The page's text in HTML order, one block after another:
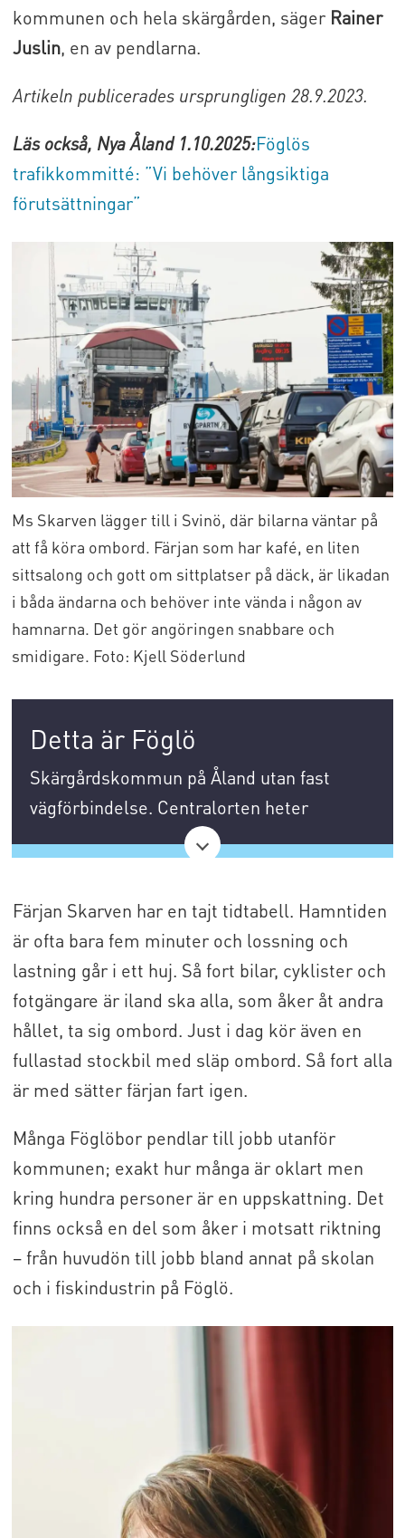
kommunen och hela skärgården, säger Rainer
Juslin, en av pendlarna.
Artikeln publicerades ursprungligen 28.9.2023.
Läs också, Nya Åland 1.10.2025:Föglös
trafikkommitté: ”Vi behöver långsiktiga
förutsättningar”
Ms Skarven lägger till i Svinö, där bilarna väntar på
att få köra ombord. Färjan som har kafé, en liten
sittsalong och gott om sittplatser på däck, är likadan
i båda ändarna och behöver inte vända i någon av
hamnarna. Det gör angöringen snabbare och
smidigare. Foto: Kjell Söderlund
Detta är Föglö
Skärgårdskommun på Åland utan fast
vägförbindelse. Centralorten heter
populär plats för fritidsboende; här finns
cirka 700 fritidshus.
Från Degerby till Svinö på den åländska
huvudön tar färjeturen med ms Skarven 30
minuter. Färjan är den modernaste i den
åländska skärgårdstrafiken, byggd 2009.
Sommartid går tolv avgångar varje vardag i
vardera riktningen enligt tidtabell och nio
på söndagar. Vintertid måste den senaste
kvällsavgången beställas på förhand och
på söndagar finns sju turer.
Färjan Skarven har en tajt tidtabell. Hamntiden
är ofta bara fem minuter och lossning och
lastning går i ett huj. Så fort bilar, cyklister och
fotgängare är iland ska alla, som åker åt andra
hållet, ta sig ombord. Just i dag kör även en
fullastad stockbil med släp ombord. Så fort alla
är med sätter färjan fart igen.
Många Föglöbor pendlar till jobb utanför
kommunen; exakt hur många är oklart men
kring hundra personer är en uppskattning. Det
finns också en del som åker i motsatt riktning
– från huvudön till jobb bland annat på skolan
och i fiskindustrin på Föglö.